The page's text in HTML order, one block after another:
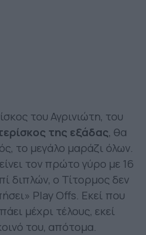
του Αγρινιώτη, του
της εξάδας, θα
το μεγάλο μαράζι όλων.
τον πρώτο γύρο με 16
διπλών, ο Τίτορμος δεν
Play Offs. Εκεί που
μέχρι τέλους, εκεί
του, απότομα.